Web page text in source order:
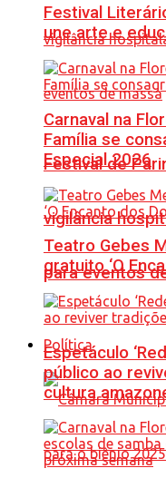
Festival de
vigilância
para eventos
Política
Festival
une arte e
Carnaval na
Família se
Especial 2026
Teatro Gebes
gratuito ‘O
Espetáculo
público ao
cultura